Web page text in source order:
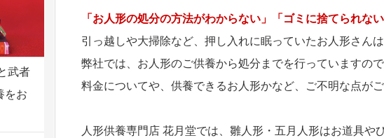
「お人形の処分の方法がわからない」「ゴミに捨てられな
引っ越しや大掃除など、押し入れに眠っていたお人形さん
弊社では、お人形のご供養から処分までを行っていますの
料金についてや、供養できるお人形かなど、ご不明な点が
人形供養専門店 花月堂では、雛人形・五月人形はお道具
は
の
人形
ただ
武者
をお